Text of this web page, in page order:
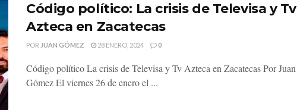
Código político: La crisis de Televisa y Tv
Azteca en Zacatecas
POR JUAN GÓMEZ 28 ENERO, 2024 0
Código político La crisis de Televisa y Tv Azteca en Zacatecas Por Juan
Gómez El viernes 26 de enero el ...